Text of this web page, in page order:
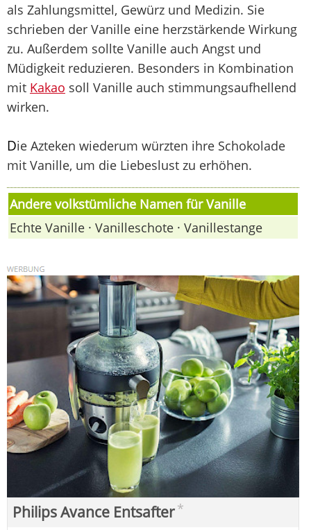
als Zahlungsmittel, Gewürz und Medizin. Sie
schrieben der Vanille eine herzstärkende Wirkung
zu. Außerdem sollte Vanille auch Angst und
Müdigkeit reduzieren. Besonders in Kombination
mit Kakao soll Vanille auch stimmungsaufhellend
wirken.
Die Azteken wiederum würzten ihre Schokolade
mit Vanille, um die Liebeslust zu erhöhen.
Andere volkstümliche Namen für Vanille
Echte Vanille · Vanilleschote · Vanillestange
Philips Avance Entsafter*